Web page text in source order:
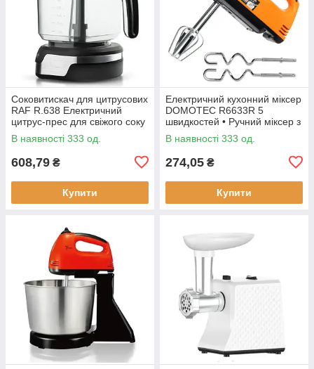
Соковитискач для цитрусових
RAF R.638 Електричний
цитрус-прес для свіжого соку
В наявності 333 од.
608,79 ₴
Купити
Електричний кухонний міксер
DOMOTEC R6633R 5
швидкостей • Ручний міксер з
насадками для збивання та
замішування тіста
В наявності 333 од.
274,05 ₴
Купити